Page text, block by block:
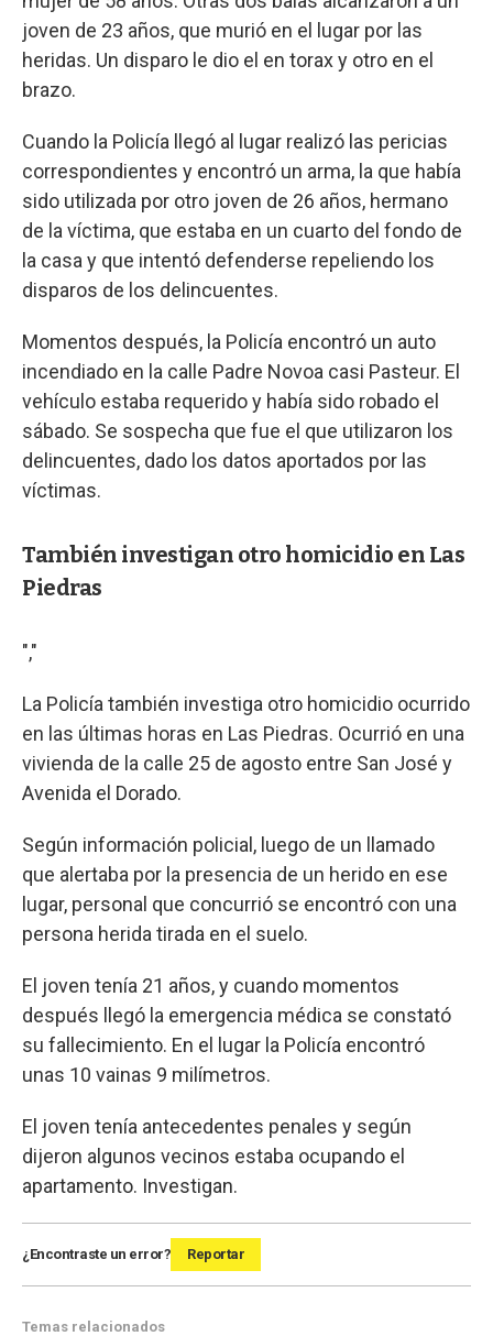
joven de 23 años, que murió en el lugar por las
heridas. Un disparo le dio el en torax y otro en el
brazo.
Cuando la Policía llegó al lugar realizó las pericias
correspondientes y encontró un arma, la que había
sido utilizada por otro joven de 26 años, hermano
de la víctima, que estaba en un cuarto del fondo de
la casa y que intentó defenderse repeliendo los
disparos de los delincuentes.
Momentos después, la Policía encontró un auto
incendiado en la calle Padre Novoa casi Pasteur. El
vehículo estaba requerido y había sido robado el
sábado. Se sospecha que fue el que utilizaron los
delincuentes, dado los datos aportados por las
víctimas.
También investigan otro homicidio en Las
Piedras
","
La Policía también investiga otro homicidio ocurrido
en las últimas horas en Las Piedras. Ocurrió en una
vivienda de la calle 25 de agosto entre San José y
Avenida el Dorado.
Según información policial, luego de un llamado
que alertaba por la presencia de un herido en ese
lugar, personal que concurrió se encontró con una
persona herida tirada en el suelo.
El joven tenía 21 años, y cuando momentos
después llegó la emergencia médica se constató
su fallecimiento. En el lugar la Policía encontró
unas 10 vainas 9 milímetros.
El joven tenía antecedentes penales y según
dijeron algunos vecinos estaba ocupando el
apartamento. Investigan.
¿Encontraste un error? Reportar
Temas relacionados